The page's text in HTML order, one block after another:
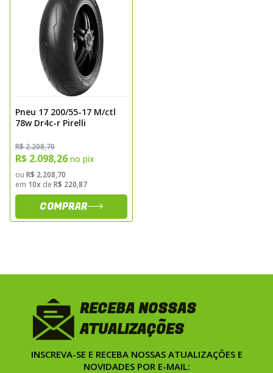
3.ARO
Pneu 17 200/55-17 M/ctl
78w Dr4c-r Pirelli
R$ 2.208,70
R$ 2.098,26 no pix
ou R$ 2.208,70
em 10x de R$ 220,87
COMPRAR
RECEBA NOSSAS
ATUALIZAÇÕES
INSCREVA-SE E RECEBA NOSSAS ATUALIZAÇÕES E
NOVIDADES POR E-MAIL: